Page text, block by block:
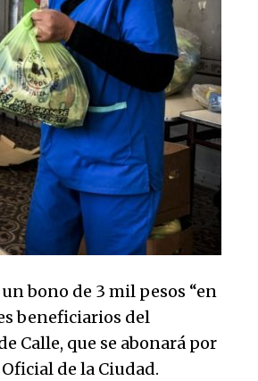
bono de 3 mil pesos “en
beneficiarios del
Calle, que se abonará por
de la Ciudad.